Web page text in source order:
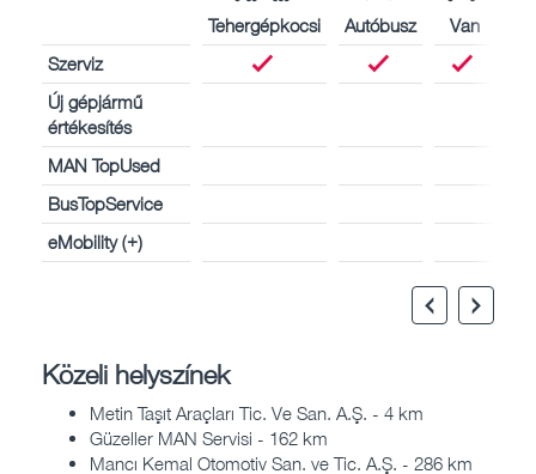
Tehergépkocsi Autóbusz
Van
Szerviz
Új gépjármű
értékesítés
MAN TopUsed
BusTopService
eMobility (+)
Közeli helyszínek
Metin Taşıt Araçları Tic. Ve San. A.Ş. - 4 km
Güzeller MAN Servisi - 162 km
Mancı Kemal Otomotiv San. ve Tic. A.Ş. - 286 km